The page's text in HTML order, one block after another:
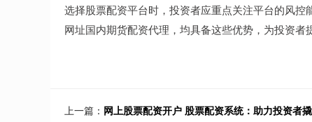
选择股票配资平台时，投资者应重点关注平台的风
网址国内期货配资代理，均具备这些优势，为投资者
上一篇： 网上股票配资开户 股票配资系统：助力投资者